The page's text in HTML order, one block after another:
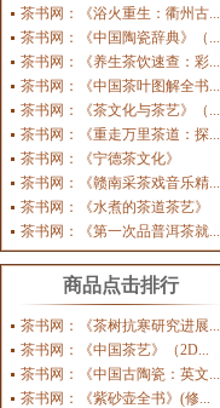
茶书网：《浴火重生：衢州古...
茶书网：《中国陶瓷辞典》（...
茶书网：《养生茶饮速查：彩...
茶书网：《中国茶叶图解全书...
茶书网：《茶文化与茶艺》（...
茶书网：《重走万里茶道：探...
茶书网：《宁德茶文化》
茶书网：《赣南采茶戏音乐精...
茶书网：《水煮的茶道茶艺》
茶书网：《第一次品普洱茶就...
商品点击排行
茶书网：《茶树抗寒研究进展...
茶书网：《中国茶艺》（2D...
茶书网：《中国古陶瓷：英文...
茶书网：《紫砂壶全书》(修...